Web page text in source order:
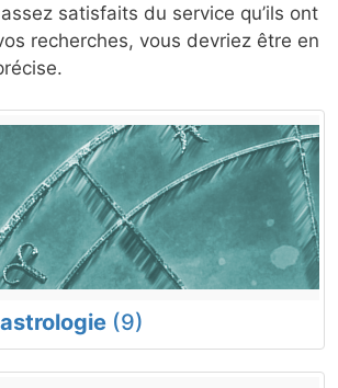
satisfaits du service qu’ils ont
recherches, vous devriez être en
astrologie (9)